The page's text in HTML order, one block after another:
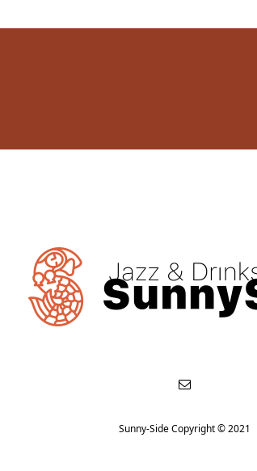
Sunny-Side Copyright © 2021